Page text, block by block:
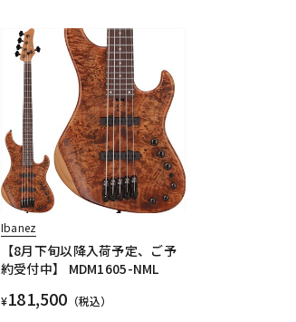
Ibanez
【8月下旬以降入荷予定、ご予
約受付中】 MDM1605-NML
¥181,500 （税込）